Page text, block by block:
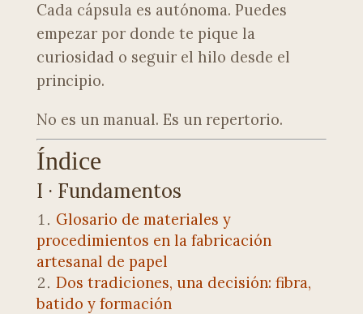
Cada cápsula es autónoma. Puedes
empezar por donde te pique la
curiosidad o seguir el hilo desde el
principio.
No es un manual. Es un repertorio.
Índice
I · Fundamentos
Glosario de materiales y
procedimientos en la fabricación
artesanal de papel
Dos tradiciones, una decisión: fibra,
batido y formación